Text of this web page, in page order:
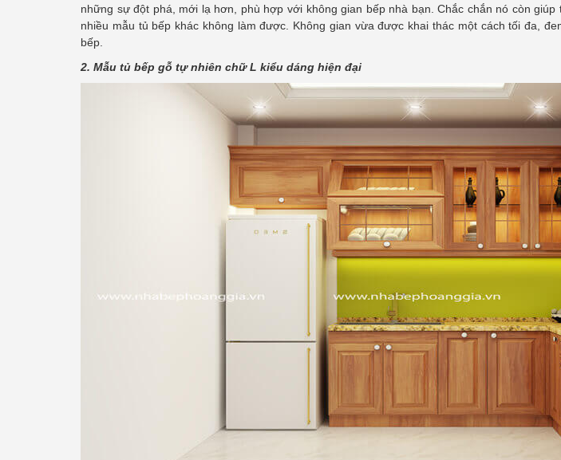
những sự đột phá, mới lạ hơn, phù hợp với không gian bếp nhà bạn. Chắc chắn nó còn
nhiều mẫu tủ bếp khác không làm được. Không gian vừa được khai thác một cách tối đa,
bếp.
2. Mẫu tủ bếp gỗ tự nhiên chữ L kiểu dáng hiện đại